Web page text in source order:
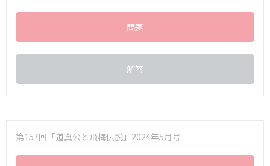
問題
解答
第157回「道真公と飛梅伝説」2024年5月号